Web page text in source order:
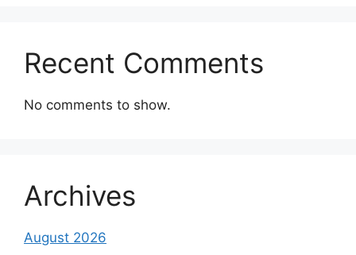
Recent Comments
No comments to show.
Archives
August 2026